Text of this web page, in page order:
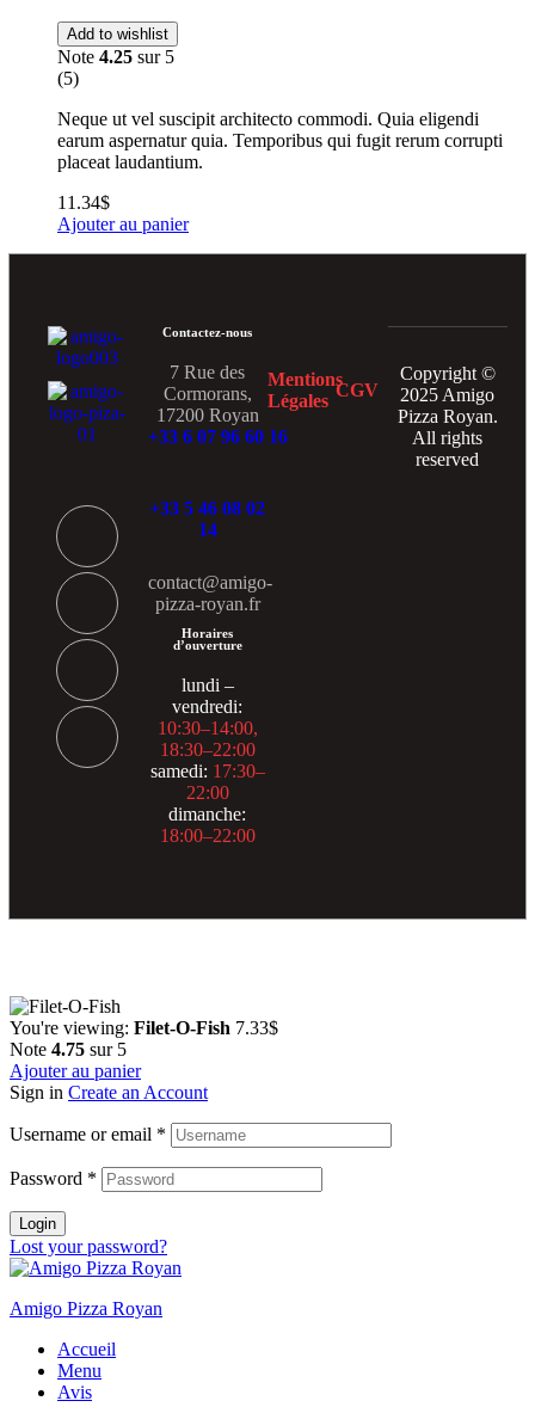
Add to wishlist
Note 4.25 sur 5
(5)
Neque ut vel suscipit architecto commodi. Quia eligendi
earum aspernatur quia. Temporibus qui fugit rerum corrupti
placeat laudantium.
11.34$
Ajouter au panier
Contactez-nous
7 Rue des
Cormorans,
17200 Royan
+33 6 07 96 60 16
+33 5 46 08 02
14
contact@amigo-
pizza-royan.fr
Horaires
d’ouverture
lundi –
vendredi:
10:30–14:00,
18:30–22:00
samedi: 17:30–
22:00
dimanche:
18:00–22:00
Mentions
Légales
CGV
Copyright ©
2025 Amigo
Pizza Royan.
All rights
reserved
You're viewing: Filet-O-Fish 7.33$
Note 4.75 sur 5
Ajouter au panier
Sign in Create an Account
Username or email *
Password *
Login
Lost your password?
Amigo Pizza Royan
Accueil
Menu
Avis